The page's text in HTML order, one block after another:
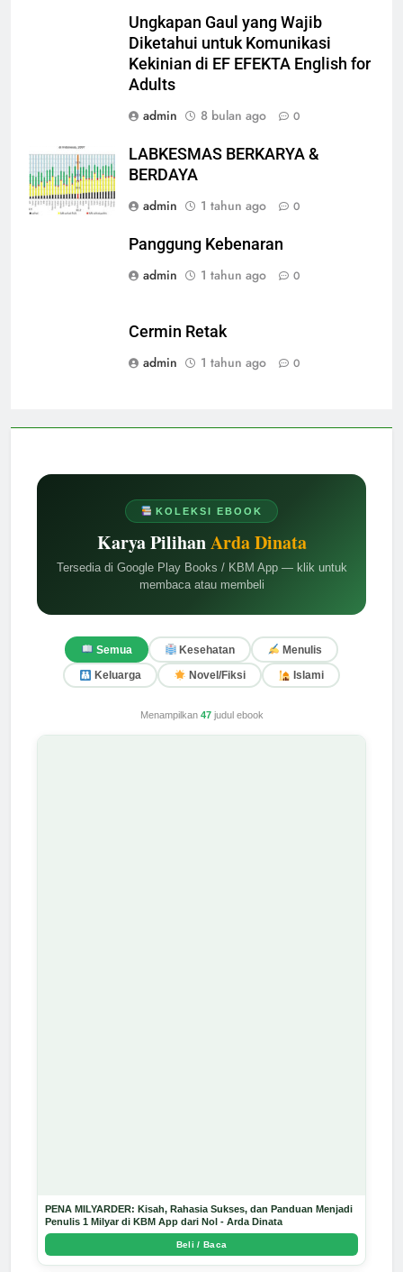
KOLEKSI EBOOK
Karya PilihanArda Dinata
Tersedia di Google Play Books / KBM App — klik untuk
membaca atau membeli
Semua Kesehatan Menulis
Keluarga Novel/Fiksi Islami
Menampilkan 47judul ebook
PENA MILYARDER: Kisah, Rahasia Sukses, dan Panduan Menjadi
Penulis 1 Milyar di KBM App dari Nol - Arda Dinata
Beli / Baca
Ungkapan Gaul yang Wajib
Diketahui untuk Komunikasi
Kekinian di EF EFEKTA English for
Adults
admin
8 bulan ago 0
LABKESMAS BERKARYA &
BERDAYA
admin
1 tahun ago 0
Panggung Kebenaran
admin
1 tahun ago 0
Cermin Retak
admin
1 tahun ago 0